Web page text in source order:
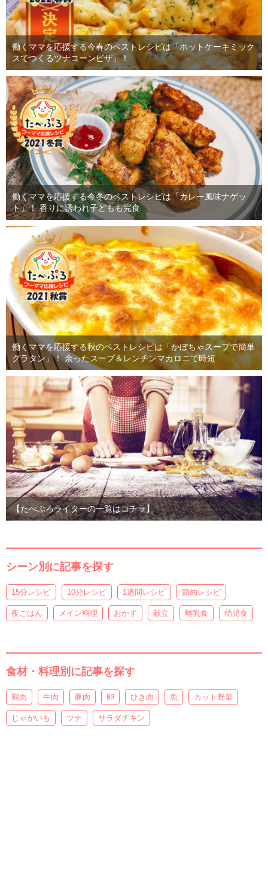
働くママを応援する今春のベストレシピは「ホットケーキミック
スでつくるツナコーンピザ」！
働くママを応援する今冬のベストレシピは「カレー風味ナゲッ
ト」！ 香りに誘われ子どもも完食
働くママを応援する秋のベストレシピは「かぼちゃスープで簡単
グラタン」！ 余ったスープ＆レンチンマカロニで時短
【たべぷろライターの一覧はコチラ】
シーン別に記事を探す
15分レシピ 10分レシピ 1週間レシピ 節約レシピ
夜ごはん メイン料理 おかず 献立 離乳食 幼児食
食材・料理別に記事を探す
鶏肉 牛肉 豚肉 卵 ひき肉 魚 カット野菜
じゃがいも ツナ サラダチキン